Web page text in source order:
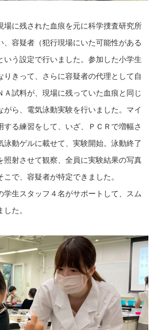
場に残された血痕を元に科学捜査研究所
、容疑者（犯行現場にいた可能性がある
いう設定で行いました。参加した小学生
りきって、さらに容疑者の代理として自
Ａ試料が、現場に残っていた血痕と同じ
がら、電気泳動実験を行いました。マイ
する練習をして、いざ、ＰＣＲで増幅さ
泳動ゲルに載せて、実験開始。泳動終了
照射させて観察、全員に実験結果の写真
で、容疑者が特定できました。
学生スタッフ４名がサポートして、スム
た。